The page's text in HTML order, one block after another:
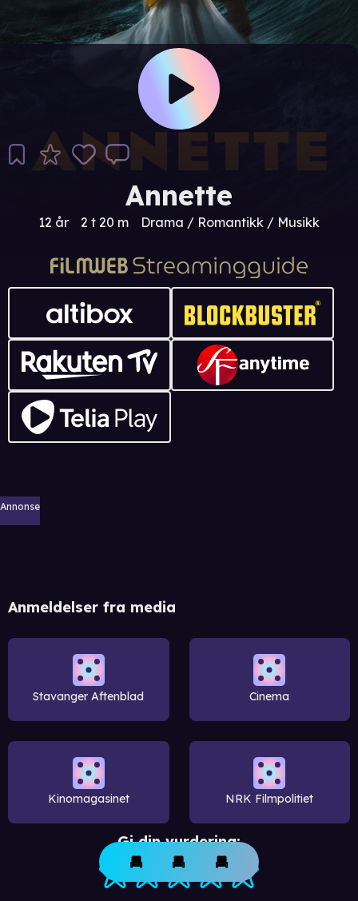
Annette
12 år 2 t 20 m Drama / Romantikk / Musikk
Annonse
Anmeldelser fra media
Stavanger Aftenblad Cinema
Kinomagasinet NRK Filmpolitiet
Gi din vurdering: